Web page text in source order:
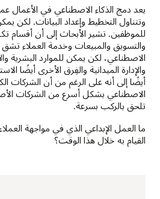
يعد دمج الذكاء الاصطناعي في الأعمال
وتتناول التخطيط وإعداد البيانات. لكن
للموظفين. تشير الأبحاث إلى أن أقسام
والتسويق والمبيعات وخدمة العملاء تشق
الاصطناعي، لكن يمكن للموارد البشرية
والإدارة الميدانية والفِرق الأخرى أيضًا
أيضًا إلى أنه على الرغم من أن الشركات
الاصطناعي بشكل أسرع من الشركات
تلحق بالركب بسرعة.
ما العمل الإبداعي الذي في مواجهة
القيام به خلال هذا الوقت؟